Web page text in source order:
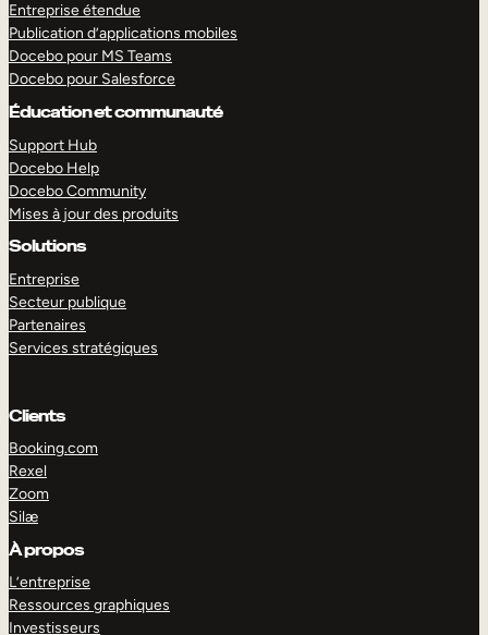
Entreprise étendue
Publication d’applications mobiles
Docebo pour MS Teams
Docebo pour Salesforce
Éducation et communauté
Support Hub
Docebo Help
Docebo Community
Mises à jour des produits
Solutions
Entreprise
Secteur publique
Partenaires
Services stratégiques
Clients
Booking.com
Rexel
Zoom
Silæ
À propos
L’entreprise
Ressources graphiques
Investisseurs